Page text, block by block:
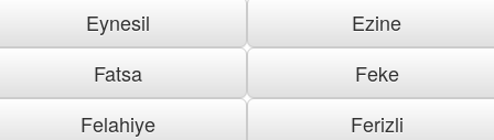
Eynesil
Ezine
Fatsa
Feke
Felahiye
Ferizli